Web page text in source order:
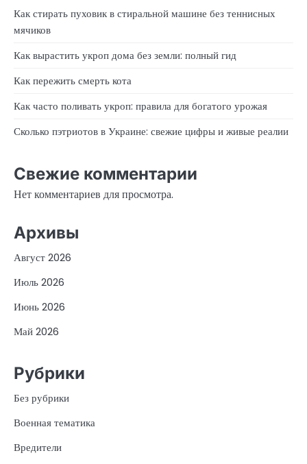
Как стирать пуховик в стиральной машине без теннисных
мячиков
Как вырастить укроп дома без земли: полный гид
Как пережить смерть кота
Как часто поливать укроп: правила для богатого урожая
Сколько пэтриотов в Украине: свежие цифры и живые реалии
Свежие комментарии
Нет комментариев для просмотра.
Архивы
Август 2026
Июль 2026
Июнь 2026
Май 2026
Рубрики
Без рубрики
Военная тематика
Вредители